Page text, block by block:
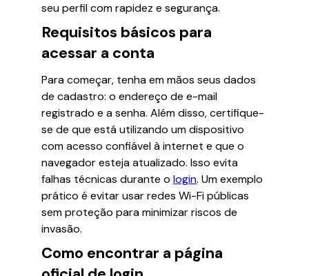
seu perfil com rapidez e segurança.
Requisitos básicos para
acessar a conta
Para começar, tenha em mãos seus dados
de cadastro: o endereço de e-mail
registrado e a senha. Além disso, certifique-
se de que está utilizando um dispositivo
com acesso confiável à internet e que o
navegador esteja atualizado. Isso evita
falhas técnicas durante o login. Um exemplo
prático é evitar usar redes Wi-Fi públicas
sem proteção para minimizar riscos de
invasão.
Como encontrar a página